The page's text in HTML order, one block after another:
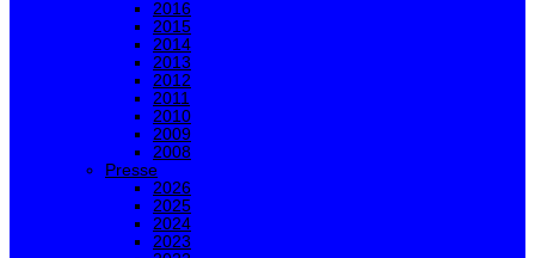
2016
2015
2014
2013
2012
2011
2010
2009
2008
Presse
2026
2025
2024
2023